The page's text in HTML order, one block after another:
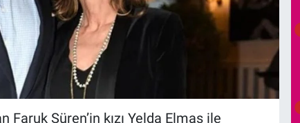
Faruk Süren’in kızı Yelda Elmas ile